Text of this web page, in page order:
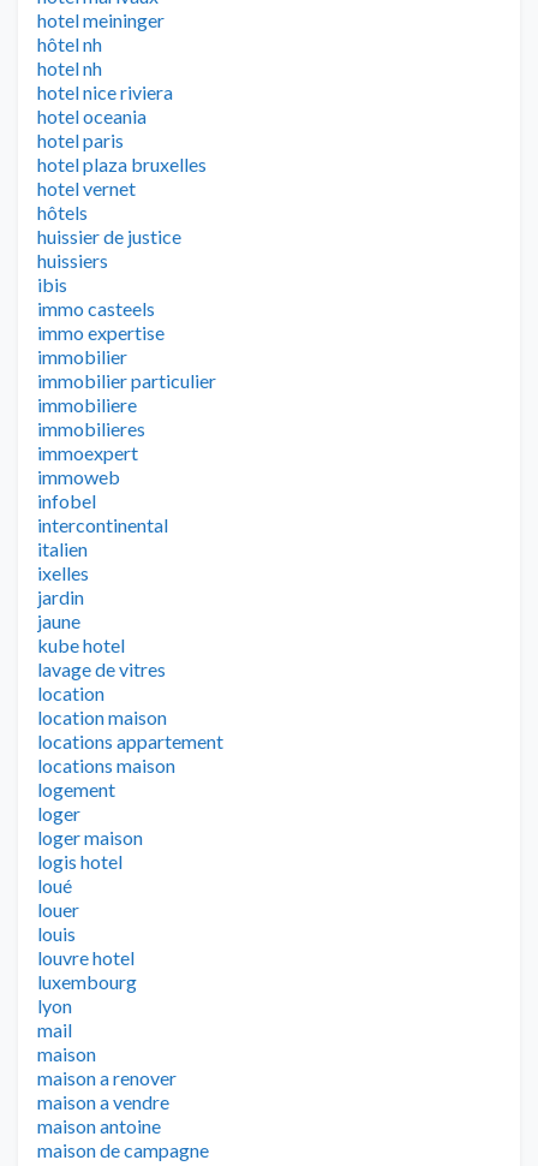
hotel meininger
hôtel nh
hotel nh
hotel nice riviera
hotel oceania
hotel paris
hotel plaza bruxelles
hotel vernet
hôtels
huissier de justice
huissiers
ibis
immo casteels
immo expertise
immobilier
immobilier particulier
immobiliere
immobilieres
immoexpert
immoweb
infobel
intercontinental
italien
ixelles
jardin
jaune
kube hotel
lavage de vitres
location
location maison
locations appartement
locations maison
logement
loger
loger maison
logis hotel
loué
louer
louis
louvre hotel
luxembourg
lyon
mail
maison
maison a renover
maison a vendre
maison antoine
maison de campagne